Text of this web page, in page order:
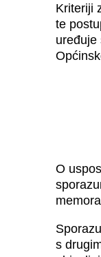
Kriteriji
te
uređuje
O
s